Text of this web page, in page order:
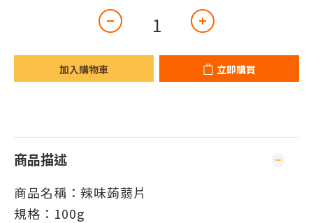
加入購物車 立即購買
商品描述
商品名稱：辣味蒟蒻片
規格：100g